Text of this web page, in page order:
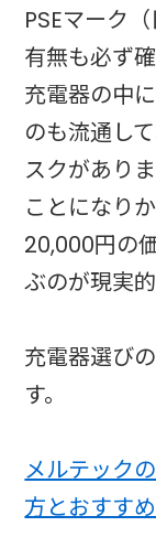
PSEマーク
有無も必ず
充電器の中
のも流通し
スクがあり
ことになり
20,000円の
ぶのが現実的
充電器選び
す。
メルテック
方とおすす